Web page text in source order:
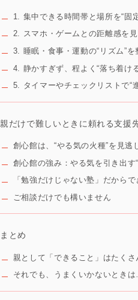
1. 集中できる時間帯と場所を“固
2. スマホ・ゲームとの距離感を
3. 睡眠・食事・運動の“リズム”を
4. 静かすぎず、程よく“落ち着け
5. タイマーやチェックリストで“
親だけで難しいときに頼れる支援
創心館は、“やる気の火種”を見逃
創心館の強み：やる気を引き出す
「勉強だけじゃない塾」だから
ご相談だけでも構いません
まとめ
親として「できること」はたくさ
それでも、うまくいかないとき